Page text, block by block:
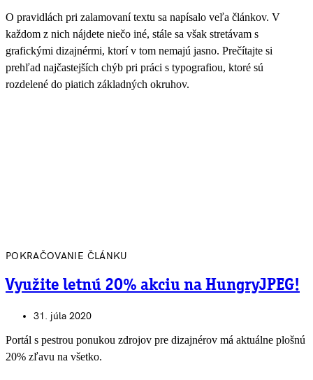
O pravidlách pri zalamovaní textu sa napísalo veľa článkov. V
každom z nich nájdete niečo iné, stále sa však stretávam s
grafickými dizajnérmi, ktorí v tom nemajú jasno. Prečítajte si
prehľad najčastejších chýb pri práci s typografiou, ktoré sú
rozdelené do piatich základných okruhov.
POKRAČOVANIE ČLÁNKU
Využite letnú 20% akciu na HungryJPEG!
31. júla 2020
Portál s pestrou ponukou zdrojov pre dizajnérov má aktuálne plošnú
20% zľavu na všetko.